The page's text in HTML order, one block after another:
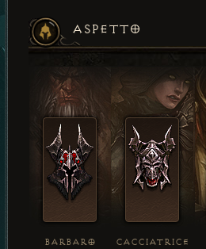
ASPETTO
BARBARO
CACCIATRICE